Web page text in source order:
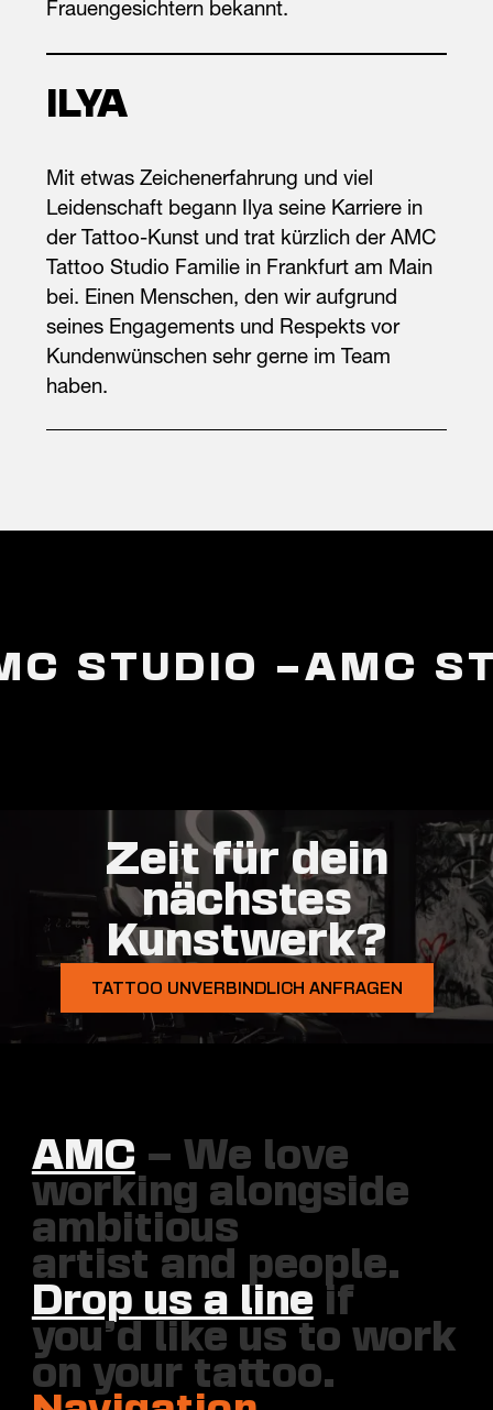
Frauengesichtern bekannt.
ILYA
Mit etwas Zeichenerfahrung und viel
Leidenschaft begann Ilya seine Karriere in
der Tattoo-Kunst und trat kürzlich der AMC
Tattoo Studio Familie in Frankfurt am Main
bei. Einen Menschen, den wir aufgrund
seines Engagements und Respekts vor
Kundenwünschen sehr gerne im Team
haben.
STUDIO –AMC
Zeit für dein
nächstes
Kunstwerk?
TATTOO UNVERBINDLICH ANFRAGEN
AMC – We love
working alongside
ambitious
artist and people.
Drop us a line if
you’d like us to work
on your tattoo.